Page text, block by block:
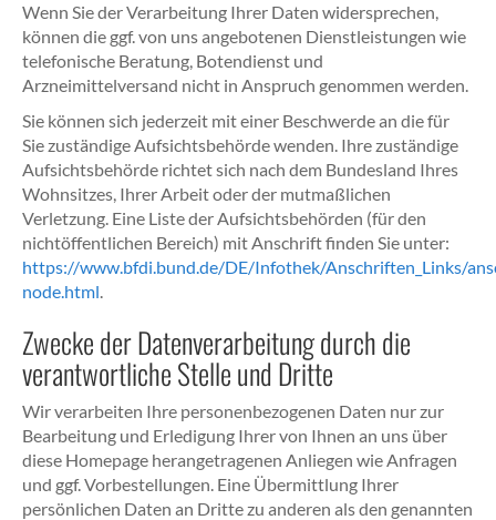
Wenn Sie der Verarbeitung Ihrer Daten widersprechen,
können die ggf. von uns angebotenen Dienstleistungen wie
telefonische Beratung, Botendienst und
Arzneimittelversand nicht in Anspruch genommen werden.
Sie können sich jederzeit mit einer Beschwerde an die für
Sie zuständige Aufsichtsbehörde wenden. Ihre zuständige
Aufsichtsbehörde richtet sich nach dem Bundesland Ihres
Wohnsitzes, Ihrer Arbeit oder der mutmaßlichen
Verletzung. Eine Liste der Aufsichtsbehörden (für den
nichtöffentlichen Bereich) mit Anschrift finden Sie unter:
https://www.bfdi.bund.de/DE/Infothek/Anschriften_Links/
node.html.
Zwecke der Datenverarbeitung durch die
verantwortliche Stelle und Dritte
Wir verarbeiten Ihre personenbezogenen Daten nur zur
Bearbeitung und Erledigung Ihrer von Ihnen an uns über
diese Homepage herangetragenen Anliegen wie Anfragen
und ggf. Vorbestellungen. Eine Übermittlung Ihrer
persönlichen Daten an Dritte zu anderen als den genannten